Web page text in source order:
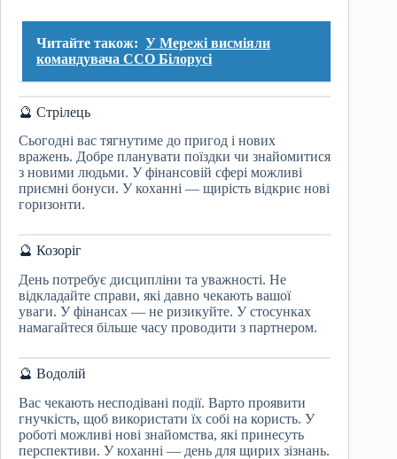
Читайте також: У Мережі висміяли
командувача ССО Білорусі
🔮 Стрілець
Сьогодні вас тягнутиме до пригод і нових
вражень. Добре планувати поїздки чи знайомитися
з новими людьми. У фінансовій сфері можливі
приємні бонуси. У коханні — щирість відкриє нові
горизонти.
🔮 Козоріг
День потребує дисципліни та уважності. Не
відкладайте справи, які давно чекають вашої
уваги. У фінансах — не ризикуйте. У стосунках
намагайтеся більше часу проводити з партнером.
🔮 Водолій
Вас чекають несподівані події. Варто проявити
гнучкість, щоб використати їх собі на користь. У
роботі можливі нові знайомства, які принесуть
перспективи. У коханні — день для щирих зізнань.